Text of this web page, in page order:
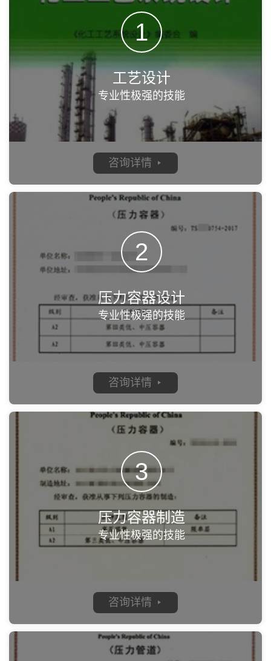
1
工艺设计
专业性极强的技能
咨询详情
2
压力容器设计
专业性极强的技能‬
咨询详情
3
压力容器制造
专业性极强的技能
咨询详情